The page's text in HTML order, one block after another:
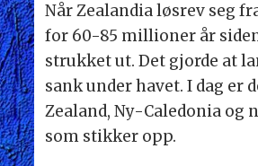
Når Zealandia løsrev seg
for 60-85 millioner år
strukket ut. Det gjorde at
sank under havet. I dag er
Zealand, Ny-Caledonia og
som stikker opp.